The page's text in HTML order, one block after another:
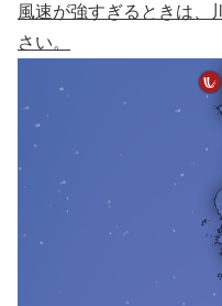
風速が強すぎるときは、
さい。